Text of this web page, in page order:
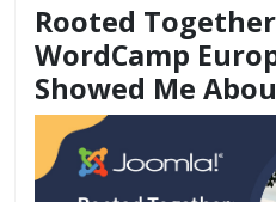
Rooted
WordCamp
Showed Me